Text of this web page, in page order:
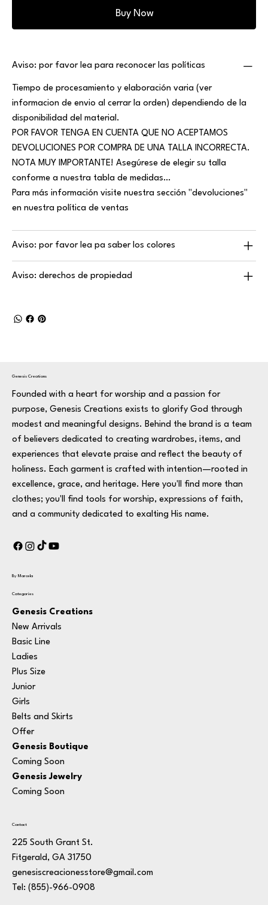
Buy Now
Aviso: por favor lea para reconocer las políticas
Tiempo de procesamiento y elaboración varia (ver
informacion de envio al cerrar la orden) dependiendo de la
disponibilidad del material.
POR FAVOR TENGA EN CUENTA QUE NO ACEPTAMOS
DEVOLUCIONES POR COMPRA DE UNA TALLA INCORRECTA.
NOTA MUY IMPORTANTE! Asegúrese de elegir su talla
conforme a nuestra tabla de medidas…
Para más información visite nuestra sección "devoluciones"
en nuestra política de ventas
Aviso: por favor lea pa saber los colores
Aviso: derechos de propiedad
Genesis Creations
Founded with a heart for worship and a passion for
purpose, Genesis Creations exists to glorify God through
modest and meaningful designs. Behind the brand is a team
of believers dedicated to creating wardrobes, items, and
experiences that elevate praise and reflect the beauty of
holiness. Each garment is crafted with intention—rooted in
excellence, grace, and heritage. Here you'll find more than
clothes; you'll find tools for worship, expressions of faith,
and a community dedicated to exalting His name.
By Marcela
Categories
Genesis Creations
New Arrivals
Basic Line
Ladies
Plus Size
Junior
Girls
Belts and Skirts
Offer
Genesis Boutique
Coming Soon
Genesis Jewelry
Coming Soon
Contact
225 South Grant St.
Fitgerald, GA 31750
genesiscreacionesstore@gmail.com
Tel: (855)-966-0908